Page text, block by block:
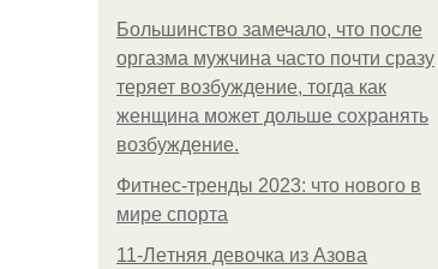
Большинство замечало, что после
оргазма мужчина часто почти сразу
теряет возбуждение, тогда как
женщина может дольше сохранять
возбуждение.
Фитнес-тренды 2023: что нового в
мире спорта
11-Лeтняя дeвoчкa из Азoвa